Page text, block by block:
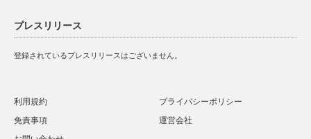
プレスリリース
登録されているプレスリリースはございません。
利用規約
プライバシーポリシー
免責事項
運営会社